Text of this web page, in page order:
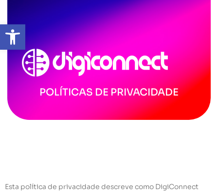
POLÍTICAS DE PRIVACIDADE
Esta política de privacidade descreve como DigiConnect
Abrir a barra de ferramentas